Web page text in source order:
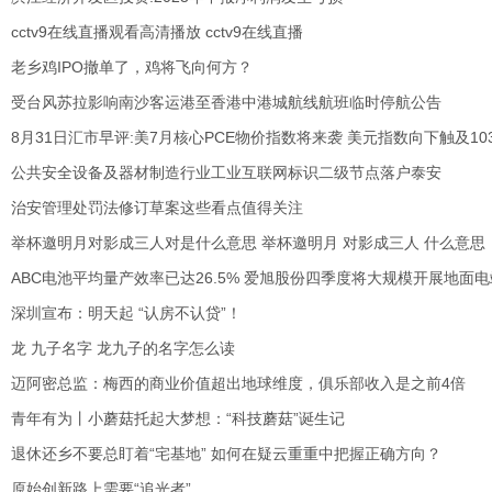
cctv9在线直播观看高清播放 cctv9在线直播
老乡鸡IPO撤单了，鸡将飞向何方？
受台风苏拉影响南沙客运港至香港中港城航线航班临时停航公告
8月31日汇市早评:美7月核心PCE物价指数将来袭 美元指数向下触及
公共安全设备及器材制造行业工业互联网标识二级节点落户泰安
治安管理处罚法修订草案这些看点值得关注
举杯邀明月对影成三人对是什么意思 举杯邀明月 对影成三人 什么意思
ABC电池平均量产效率已达26.5% 爱旭股份四季度将大规模开展地面
深圳宣布：明天起 “认房不认贷”！
龙 九子名字 龙九子的名字怎么读
迈阿密总监：梅西的商业价值超出地球维度，俱乐部收入是之前4倍
青年有为丨小蘑菇托起大梦想：“科技蘑菇”诞生记
退休还乡不要总盯着“宅基地” 如何在疑云重重中把握正确方向？